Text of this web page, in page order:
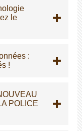
le
:
!
POLICE